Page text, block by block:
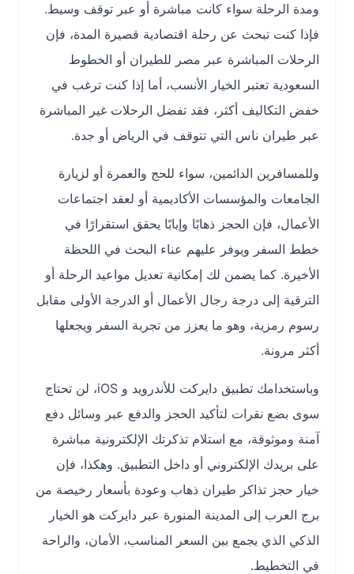
ومدة الرحلة سواء كانت مباشرة أو عبر توقف وسيط.
فإذا كنت تبحث عن رحلة اقتصادية قصيرة المدة، فإن
الرحلات المباشرة عبر مصر للطيران أو الخطوط
السعودية تعتبر الخيار الأنسب، أما إذا كنت ترغب في
خفض التكاليف أكثر، فقد تفضل الرحلات غير المباشرة
عبر طيران ناس التي تتوقف في الرياض أو جدة.
وللمسافرين الدائمين، سواء للحج والعمرة أو لزيارة
الجامعات والمؤسسات الأكاديمية أو لعقد اجتماعات
الأعمال، فإن الحجز ذهابًا وإيابًا يحقق استقرارًا في
خطط السفر ويوفر عليهم عناء البحث في اللحظة
الأخيرة. كما يضمن لك إمكانية تعديل مواعيد الرحلة أو
الترقية إلى درجة رجال الأعمال أو الدرجة الأولى مقابل
رسوم رمزية، وهو ما يعزز من تجربة السفر ويجعلها
أكثر مرونة.
وباستخدامك تطبيق دايركت للأندرويد و iOS، لن تحتاج
سوى بضع نقرات لتأكيد الحجز والدفع عبر وسائل دفع
آمنة وموثوقة، مع استلام تذكرتك الإلكترونية مباشرة
على بريدك الإلكتروني أو داخل التطبيق. وهكذا، فإن
خيار حجز تذاكر طيران ذهاب وعودة بأسعار رخيصة من
برج العرب إلى المدينة المنورة عبر دايركت هو الخيار
الذكي الذي يجمع بين السعر المناسب، الأمان، والراحة
في التخطيط.